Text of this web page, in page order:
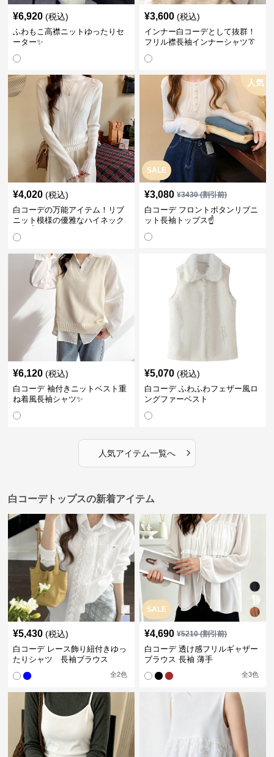
¥6,920 (税込)
ふわもこ高襟ニットゆったりセ
ーター✨
¥3,600 (税込)
インナー白コーデとして抜群！
フリル襟長袖インナーシャツ👔
¥4,020 (税込)
白コーデの万能アイテム！リブ
ニット模様の優雅なハイネック
SALE
人気
¥3,080 ¥3430(割引前)
白コーデ フロントボタンリブニ
ット長袖トップス☝️
¥6,120 (税込)
白コーデ 袖付きニットベスト重
ね着風長袖シャツ✨
¥5,070 (税込)
白コーデ ふわふわフェザー風ロ
ングファーベスト
人気アイテム一覧へ ›
白コーデトップスの新着アイテム
¥5,430 (税込)
白コーデ レース飾り紐付きゆっ
たりシャツ 長袖ブラウス
全2色
SALE
¥4,690 ¥5210(割引前)
白コーデ 透け感フリルギャザー
ブラウス 長袖 薄手
全3色